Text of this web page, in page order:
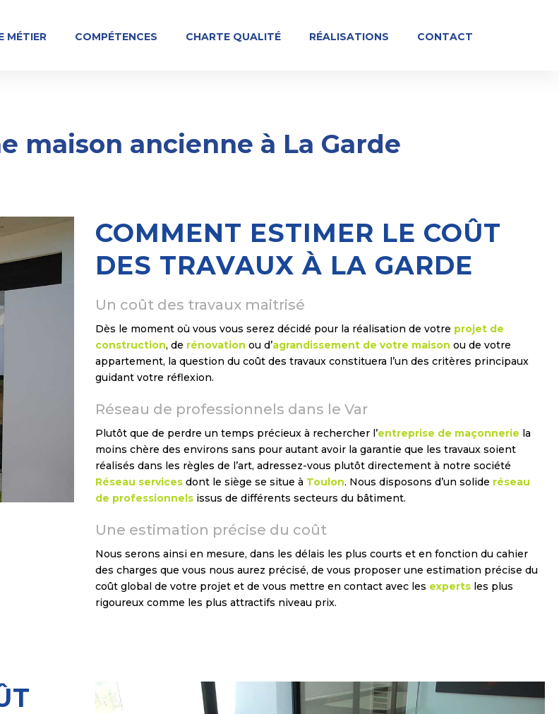
MÉTIER COMPÉTENCES CHARTE QUALITÉ RÉALISATIONS CONTACT
maison ancienne à La Garde
COMMENT ESTIMER LE COÛT
DES TRAVAUX À LA GARDE
Un coût des travaux maitrisé
Dès le moment où vous vous serez décidé pour la réalisation de votre projet de
construction, de rénovation ou d’agrandissement de votre maison ou de votre
appartement, la question du coût des travaux constituera l’un des critères principaux
guidant votre réflexion.
Réseau de professionnels dans le Var
Plutôt que de perdre un temps précieux à rechercher l’entreprise de maçonnerie la
moins chère des environs sans pour autant avoir la garantie que les travaux soient
réalisés dans les règles de l’art, adressez-vous plutôt directement à notre société
Réseau services dont le siège se situe à Toulon. Nous disposons d’un solide réseau
de professionnels issus de différents secteurs du bâtiment.
Une estimation précise du coût
Nous serons ainsi en mesure, dans les délais les plus courts et en fonction du cahier
des charges que vous nous aurez précisé, de vous proposer une estimation précise du
coût global de votre projet et de vous mettre en contact avec les experts les plus
rigoureux comme les plus attractifs niveau prix.